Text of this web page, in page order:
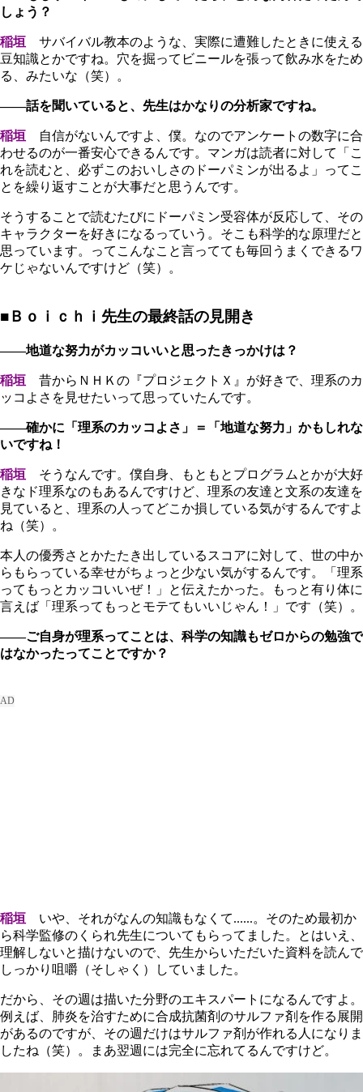
しょう？
稲垣 サバイバル教本のような、実際に遭難したときに使える
豆知識とかですね。穴を掘ってビニールを張って飲み水をため
る、みたいな（笑）。
――話を聞いていると、先生はかなりの分析家ですね。
稲垣 自信がないんですよ、僕。なのでアンケートの数字に合
わせるのが一番安心できるんです。マンガは読者に対して「こ
れを読むと、必ずこのおいしさのドーパミンが出るよ」ってこ
とを繰り返すことが大事だと思うんです。
そうすることで読むたびにドーパミン受容体が反応して、その
キャラクターを好きになるっていう。そこも科学的な原理だと
思っています。ってこんなこと言ってても毎回うまくできるワ
ケじゃないんですけど（笑）。
■Ｂｏｉｃｈｉ先生の最終話の見開き
――地道な努力がカッコいいと思ったきっかけは？
稲垣 昔からＮＨＫの『プロジェクトＸ』が好きで、理系のカ
ッコよさを見せたいって思っていたんです。
――確かに「理系のカッコよさ」＝「地道な努力」かもしれな
いですね！
稲垣 そうなんです。僕自身、もともとプログラムとかが大好
きなド理系なのもあるんですけど、理系の友達と文系の友達を
見ていると、理系の人ってどこか損している気がするんですよ
ね（笑）。
本人の優秀さとかたたき出しているスコアに対して、世の中か
らもらっている幸せがちょっと少ない気がするんです。「理系
ってもっとカッコいいぜ！」と伝えたかった。もっと有り体に
言えば「理系ってもっとモテてもいいじゃん！」です（笑）。
――ご自身が理系ってことは、科学の知識もゼロからの勉強で
はなかったってことですか？
稲垣 いや、それがなんの知識もなくて......。そのため最初か
ら科学監修のくられ先生についてもらってました。とはいえ、
理解しないと描けないので、先生からいただいた資料を読んで
しっかり咀嚼（そしゃく）していました。
だから、その週は描いた分野のエキスパートになるんですよ。
例えば、肺炎を治すために合成抗菌剤のサルファ剤を作る展開
があるのですが、その週だけはサルファ剤が作れる人になりま
したね（笑）。まあ翌週には完全に忘れてるんですけど。